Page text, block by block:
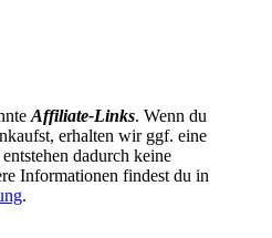
Affiliate-Links. Wenn du
erhalten wir ggf. eine
dadurch keine
Informationen findest du in
.